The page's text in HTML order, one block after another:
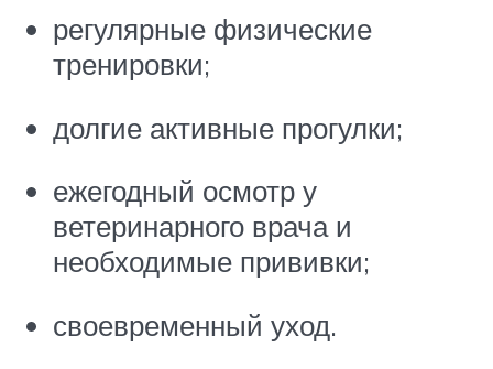
регулярные физические
тренировки;
долгие активные прогулки;
ежегодный осмотр у
ветеринарного врача и
необходимые прививки;
своевременный уход.